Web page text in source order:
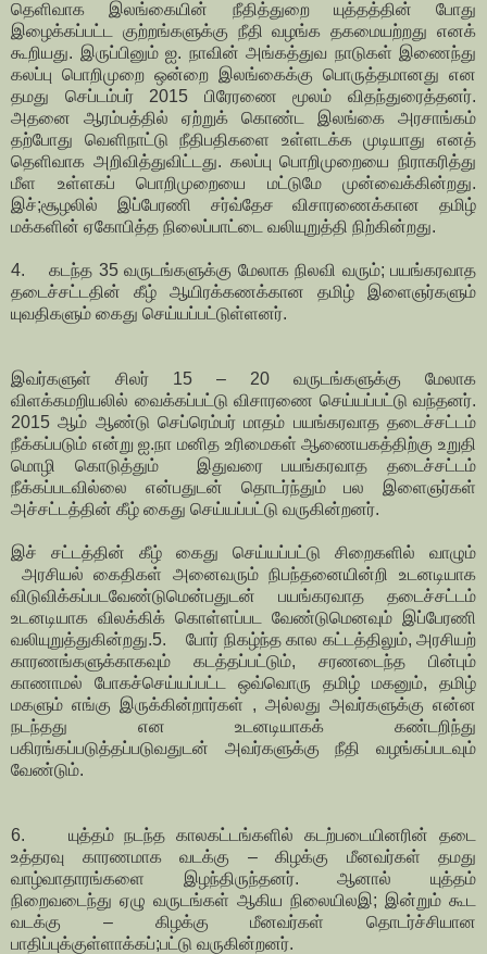
தெளிவாக இலங்கையின் நீதித்துறை யுத்தத்தின் போது
இழைக்கப்பட்ட குற்றங்களுக்கு நீதி வழங்க தகமையற்றது எனக்
கூறியது. இருப்பினும் ஐ. நாவின் அங்கத்துவ நாடுகள் இணைந்து
கலப்பு பொறிமுறை ஒன்றை இலங்கைக்கு பொருத்தமானது என
தமது செப்டம்பர் 2015 பிரேரணை மூலம் விதந்துரைத்தனர்.
அதனை ஆரம்பத்தில் ஏற்றுக் கொண்ட இலங்கை அரசாங்கம்
தற்போது வெளிநாட்டு நீதிபதிகளை உள்ளடக்க முடியாது எனத்
தெளிவாக அறிவித்துவிட்டது. கலப்பு பொறிமுறையை நிராகரித்து
மீள உள்ளகப் பொறிமுறையை மட்டுமே முன்வைக்கின்றது.
இச்;சூழலில் இப்பேரணி சர்வ்தேச விசாரணைக்கான தமிழ்
மக்களின் ஏகோபித்த நிலைப்பாட்டை வலியுறுத்தி நிற்கின்றது.
4. கடந்த 35 வருடங்களுக்கு மேலாக நிலவி வரும்; பயங்கரவாத
தடைச்சட்டதின் கீழ் ஆயிரக்கணக்கான தமிழ் இளைஞர்களும்
யுவதிகளும் கைது செய்யப்பட்டுள்ளனர்.
இவர்களுள் சிலர் 15 – 20 வருடங்களுக்கு மேலாக
விளக்கமறியலில் வைக்கப்பட்டு விசாரணை செய்யப்பட்டு வந்தனர்.
2015 ஆம் ஆண்டு செப்ரெம்பர் மாதம் பயங்கரவாத தடைச்சட்டம்
நீக்கப்படும் என்று ஐ.நா மனித உரிமைகள் ஆணையகத்திற்கு உறுதி
மொழி கொடுத்தும் இதுவரை பயங்கரவாத தடைச்சட்டம்
நீக்கப்படவில்லை என்பதுடன் தொடர்ந்தும் பல இளைஞர்கள்
அச்சட்டத்தின் கீழ் கைது செய்யப்பட்டு வருகின்றனர்.
இச் சட்டத்தின் கீழ் கைது செய்யப்பட்டு சிறைகளில் வாழும்
அரசியல் கைதிகள் அனைவரும் நிபந்தனையின்றி உடனடியாக
விடுவிக்கப்படவேண்டுமென்பதுடன் பயங்கரவாத தடைச்சட்டம்
உடனடியாக விலக்கிக் கொள்ளப்பட வேண்டுமெனவும் இப்பேரணி
வலியுறுத்துகின்றது. 5. போர் நிகழ்ந்த கால கட்டத்திலும், அரசியற்
காரணங்களுக்காகவும் கடத்தப்பட்டும், சரணடைந்த பின்பும்
காணாமல் போகச்செய்யப்பட்ட ஒவ்வொரு தமிழ் மகனும், தமிழ்
மகளும் எங்கு இருக்கின்றார்கள் , அல்லது அவர்களுக்கு என்ன
நடந்தது என உடனடியாகக் கண்டறிந்து
பகிரங்கப்படுத்தப்படுவதுடன் அவர்களுக்கு நீதி வழங்கப்படவும்
வேண்டும்.
6. யுத்தம் நடந்த காலகட்டங்களில் கடற்படையினரின் தடை
உத்தரவு காரணமாக வடக்கு – கிழக்கு மீனவர்கள் தமது
வாழ்வாதாரங்களை இழந்திருந்தனர். ஆனால் யுத்தம்
நிறைவடைந்து ஏழு வருடங்கள் ஆகிய நிலையிலஇ; இன்றும் கூட
வடக்கு – கிழக்கு மீனவர்கள் தொடர்ச்சியான
பாதிப்புக்குள்ளாக்கப்;பட்டு வருகின்றனர்.